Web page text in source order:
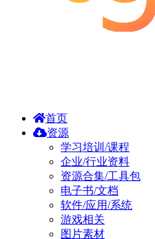
首页
资源
学习培训/课程
企业/行业资料
资源合集/工具包
电子书/文档
软件/应用/系统
游戏相关
图片素材